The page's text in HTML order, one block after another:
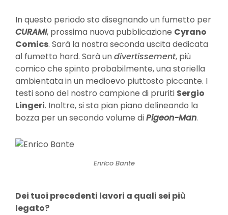
In questo periodo sto disegnando un fumetto per
CURAMI, prossima nuova pubblicazione Cyrano
Comics. Sarà la nostra seconda uscita dedicata
al fumetto hard. Sarà undivertissement, più
comico che spinto probabilmente, una storiella
ambientata in un medioevo piuttosto piccante. I
testi sono del nostro campione di pruriti Sergio
Lingeri. Inoltre, si sta pian piano delineando la
bozza per un secondo volume diPigeon-Man.
Enrico Bante
Dei tuoi precedenti lavori a quali sei più
legato?